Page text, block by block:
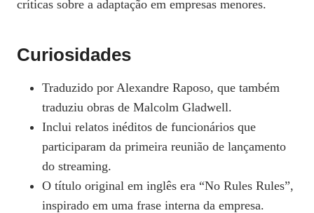
críticas sobre a adaptação em empresas menores.
Curiosidades
Traduzido por Alexandre Raposo, que também
traduziu obras de Malcolm Gladwell.
Inclui relatos inéditos de funcionários que
participaram da primeira reunião de lançamento
do streaming.
O título original em inglês era “No Rules Rules”,
inspirado em uma frase interna da empresa.